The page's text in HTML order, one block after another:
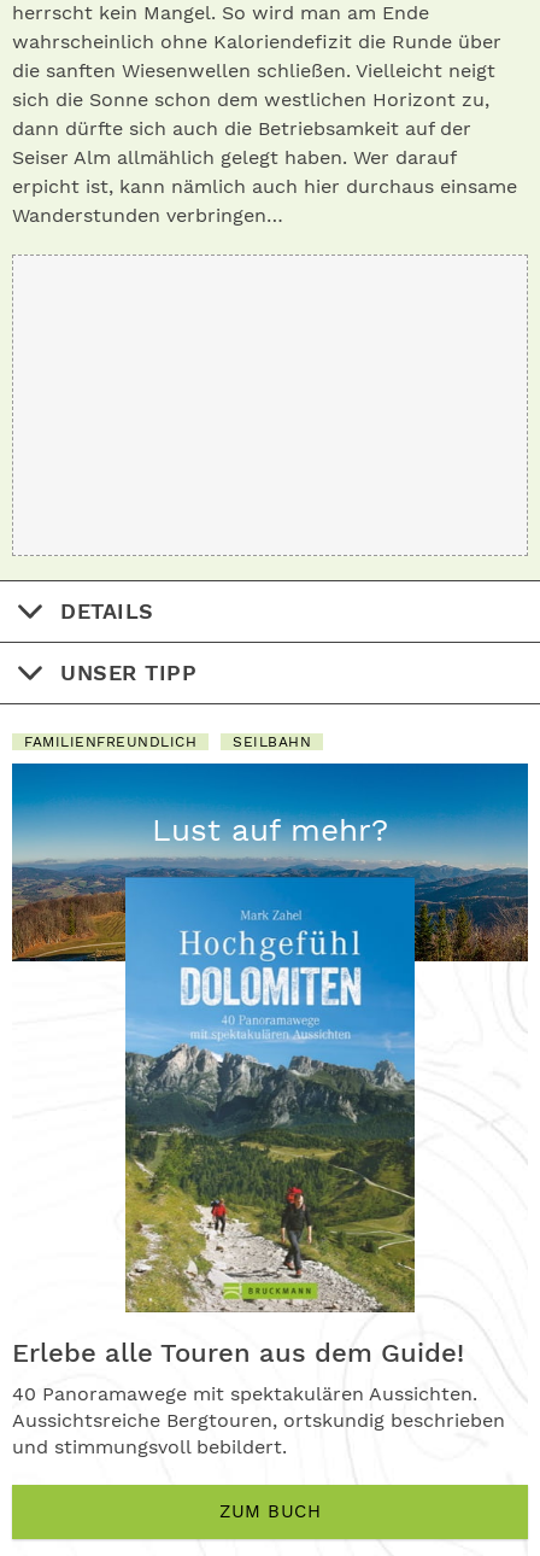
herrscht kein Mangel. So wird man am Ende
wahrscheinlich ohne Kaloriendefizit die Runde über
die sanften Wiesenwellen schließen. Vielleicht neigt
sich die Sonne schon dem westlichen Horizont zu,
dann dürfte sich auch die Betriebsamkeit auf der
Seiser Alm allmählich gelegt haben. Wer darauf
erpicht ist, kann nämlich auch hier durchaus einsame
Wanderstunden verbringen…
DETAILS
UNSER TIPP
FAMILIENFREUNDLICH SEILBAHN
Lust auf mehr?
Erlebe alle Touren aus dem Guide!
40 Panoramawege mit spektakulären Aussichten.
Aussichtsreiche Bergtouren, ortskundig beschrieben
und stimmungsvoll bebildert.
ZUM BUCH